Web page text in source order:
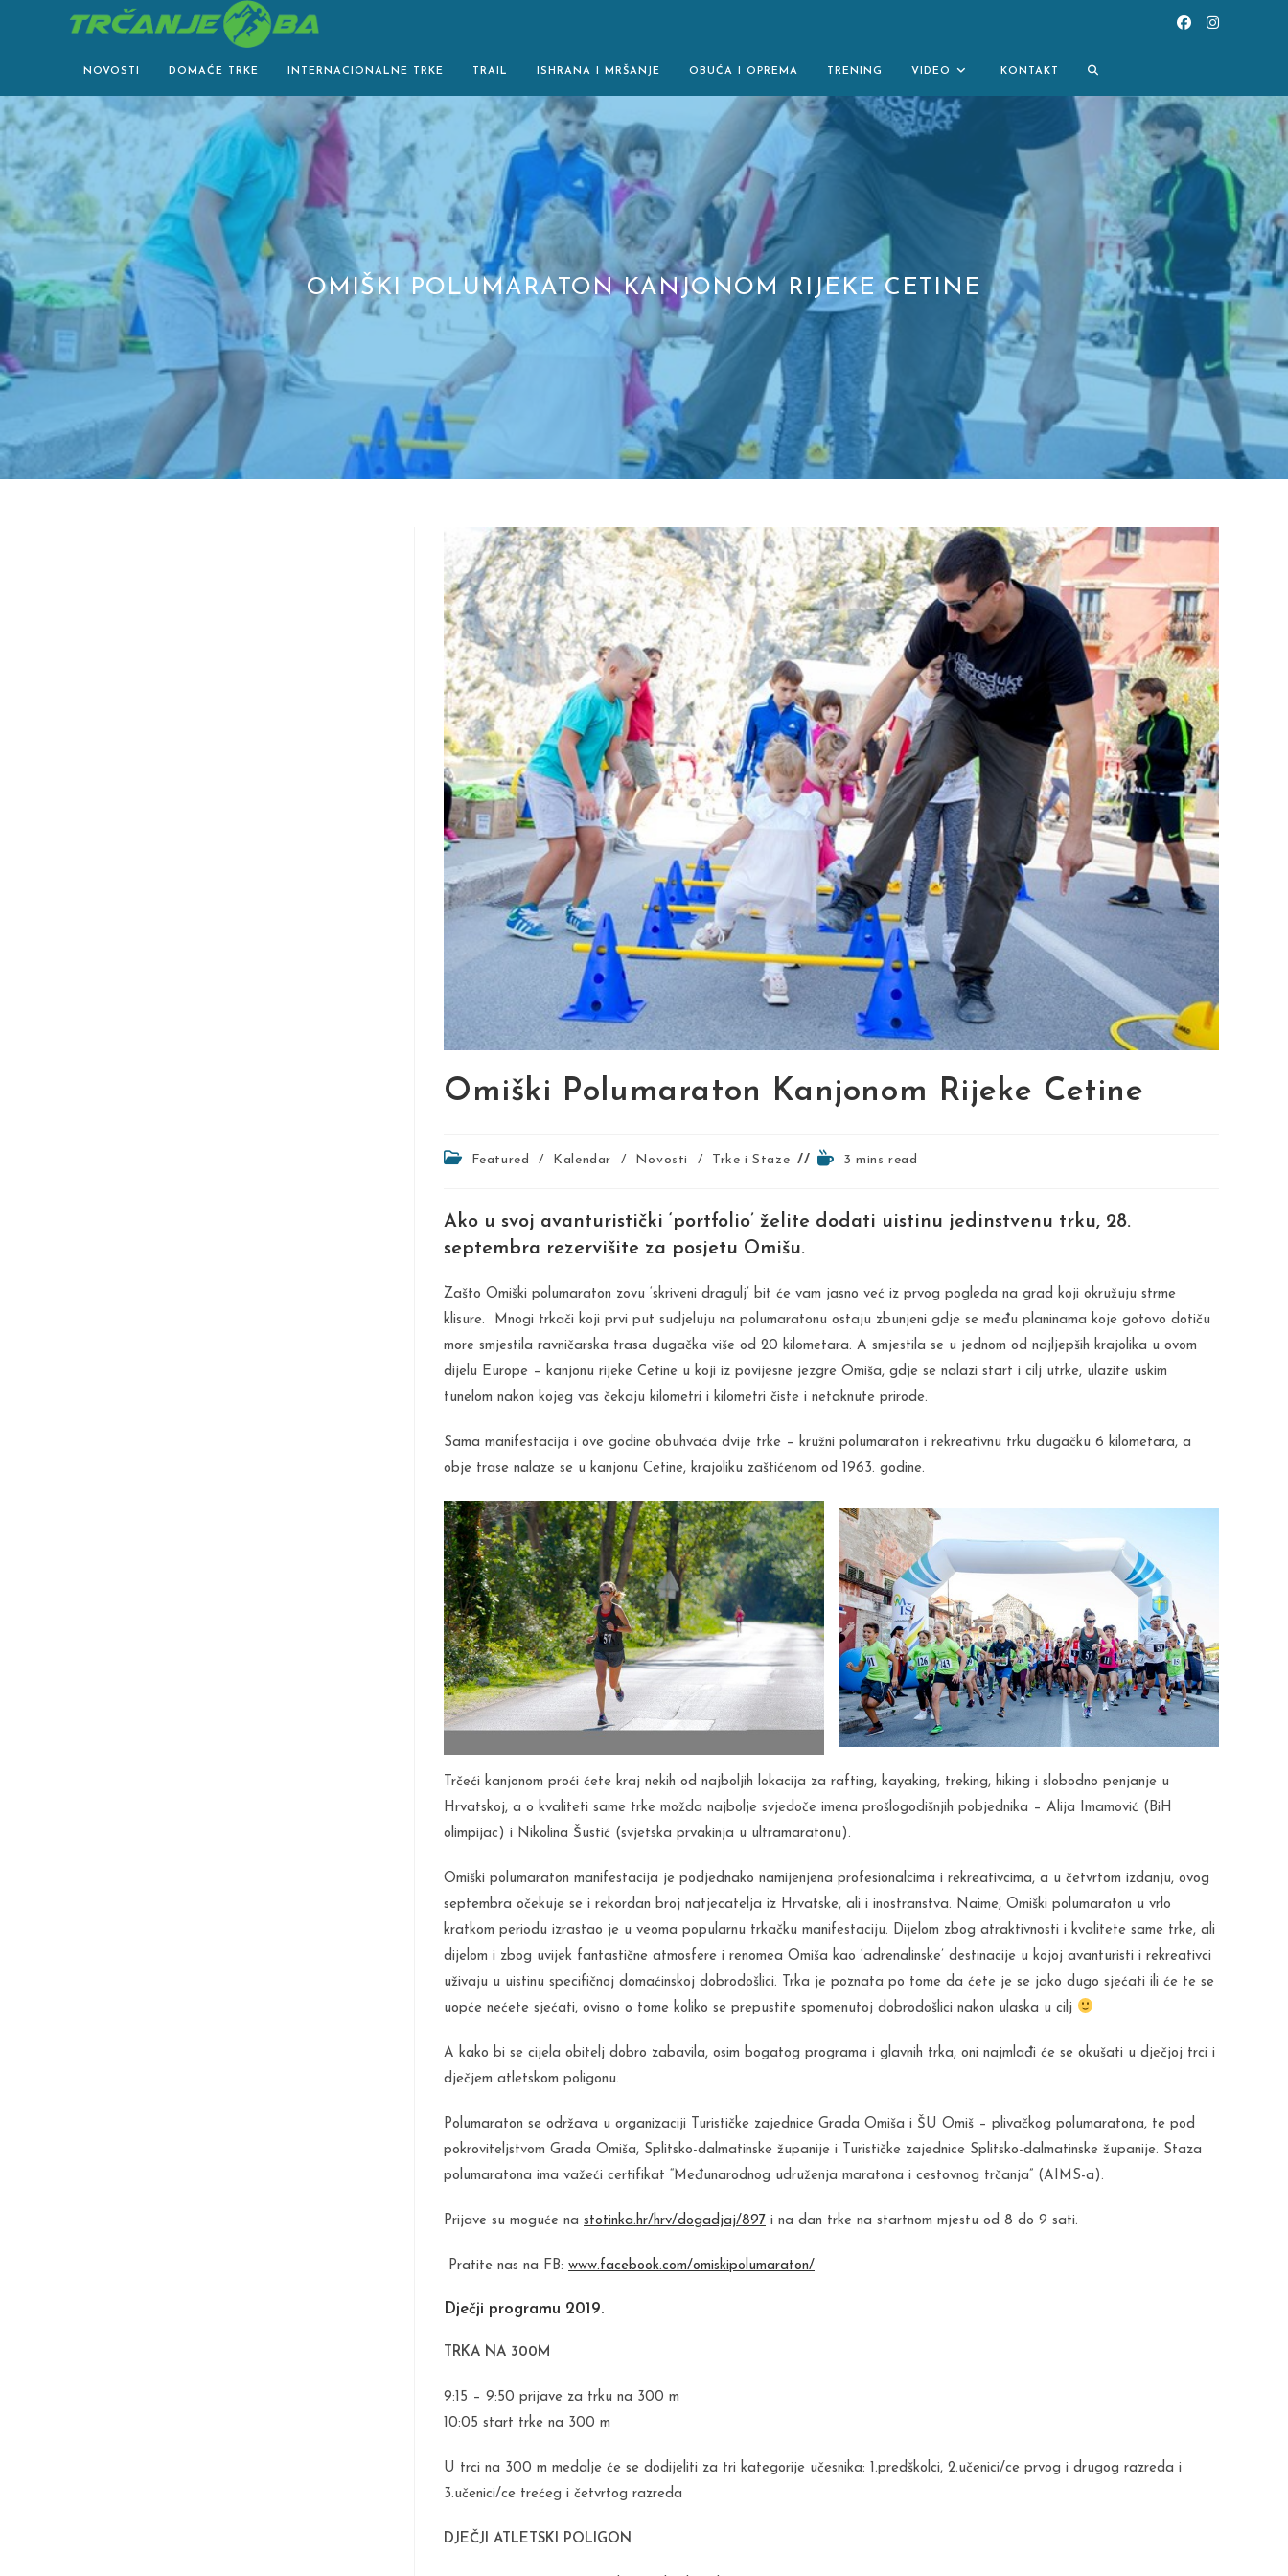
NOVOSTI DOMAĆE TRKE INTERNACIONALNE TRKE TRAIL ISHRANA I MRŠANJE OBUĆA I OPREMA TRENING VIDEO KONTAKT TOGGLE
WEBSITE
SEARCH
OMIŠKI POLUMARATON KANJONOM RIJEKE CETINE
Omiški Polumaraton Kanjonom Rijeke Cetine
PostFeatured / Kalendar / Novosti / Trke i Staze
Reading3 mins read
Ako u svoj avanturistički ‘portfolio’ želite dodati uistinu jedinstvenu trku, 28.
septembra rezervišite za posjetu Omišu.
Zašto Omiški polumaraton zovu ‘skriveni dragulj’ bit će vam jasno već iz prvog pogleda na grad koji okružuju strme
klisure. Mnogi trkači koji prvi put sudjeluju na polumaratonu ostaju zbunjeni gdje se među planinama koje gotovo dotiču
more smjestila ravničarska trasa dugačka više od 20 kilometara. A smjestila se u jednom od najljepših krajolika u ovom
dijelu Europe – kanjonu rijeke Cetine u koji iz povijesne jezgre Omiša, gdje se nalazi start i cilj utrke, ulazite uskim
tunelom nakon kojeg vas čekaju kilometri i kilometri čiste i netaknute prirode.
Sama manifestacija i ove godine obuhvaća dvije trke – kružni polumaraton i rekreativnu trku dugačku 6 kilometara, a
obje trase nalaze se u kanjonu Cetine, krajoliku zaštićenom od 1963. godine.
Trčeći kanjonom proći ćete kraj nekih od najboljih lokacija za rafting, kayaking, treking, hiking i slobodno penjanje u
Hrvatskoj, a o kvaliteti same trke možda najbolje svjedoče imena prošlogodišnjih pobjednika – Alija Imamović (BiH
olimpijac) i Nikolina Šustić (svjetska prvakinja u ultramaratonu).
Omiški polumaraton manifestacija je podjednako namijenjena profesionalcima i rekreativcima, a u četvrtom izdanju, ovog
septembra očekuje se i rekordan broj natjecatelja iz Hrvatske, ali i inostranstva. Naime, Omiški polumaraton u vrlo
kratkom periodu izrastao je u veoma popularnu trkačku manifestaciju. Dijelom zbog atraktivnosti i kvalitete same trke, ali
dijelom i zbog uvijek fantastične atmosfere i renomea Omiša kao ‘adrenalinske’ destinacije u kojoj avanturisti i rekreativci
uživaju u uistinu specifičnoj domaćinskoj dobrodošlici. Trka je poznata po tome da ćete je se jako dugo sjećati ili će te se
uopće nećete sjećati, ovisno o tome koliko se prepustite spomenutoj dobrodošlici nakon ulaska u cilj
A kako bi se cijela obitelj dobro zabavila, osim bogatog programa i glavnih trka, oni najmlađi će se okušati u dječjoj trci i
dječjem atletskom poligonu.
Polumaraton se održava u organizaciji Turističke zajednice Grada Omiša i ŠU Omiš – plivačkog polumaratona, te pod
pokroviteljstvom Grada Omiša, Splitsko-dalmatinske županije i Turističke zajednice Splitsko-dalmatinske županije. Staza
polumaratona ima važeći certifikat “Međunarodnog udruženja maratona i cestovnog trčanja” (AIMS-a).
Prijave su moguće na stotinka.hr/hrv/dogadjaj/897 i na dan trke na startnom mjestu od 8 do 9 sati.
Pratite nas na FB: www.facebook.com/omiskipolumaraton/
Dječji programu 2019.
TRKA NA 300M
9:15 – 9:50 prijave za trku na 300 m
10:05 start trke na 300 m
U trci na 300 m medalje će se dodijeliti za tri kategorije učesnika: 1.predškolci, 2.učenici/ce prvog i drugog razreda i
3.učenici/ce trećeg i četvrtog razreda
DJEČJI ATLETSKI POLIGON